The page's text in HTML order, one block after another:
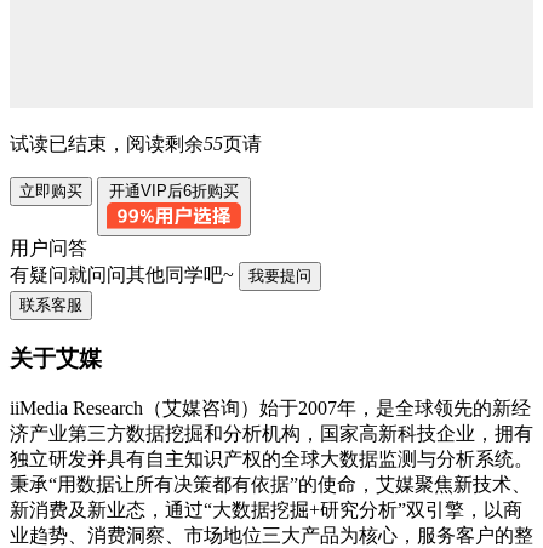
试读已结束，阅读剩余55页请
立即购买 开通VIP后6折购买
用户问答
有疑问就问问其他同学吧~
我要提问
联系客服
关于艾媒
iiMedia Research（艾媒咨询）始于2007年，是全球领先的新经
济产业第三方数据挖掘和分析机构，国家高新科技企业，拥有
独立研发并具有自主知识产权的全球大数据监测与分析系统。
秉承“用数据让所有决策都有依据”的使命，艾媒聚焦新技术、
新消费及新业态，通过“大数据挖掘+研究分析”双引擎，以商
业趋势、消费洞察、市场地位三大产品为核心，服务客户的整